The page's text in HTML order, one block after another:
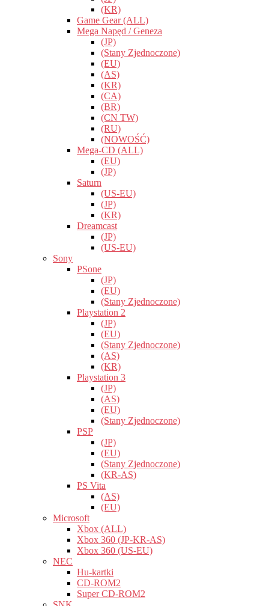
(KR)
Game Gear (ALL)
Mega Napęd / Geneza
(JP)
(Stany Zjednoczone)
(EU)
(AS)
(KR)
(CA)
(BR)
(CN TW)
(RU)
(NOWOŚĆ)
Mega-CD (ALL)
(EU)
(JP)
Saturn
(US-EU)
(JP)
(KR)
Dreamcast
(JP)
(US-EU)
Sony
PSone
(JP)
(EU)
(Stany Zjednoczone)
Playstation 2
(JP)
(EU)
(Stany Zjednoczone)
(AS)
(KR)
Playstation 3
(JP)
(AS)
(EU)
(Stany Zjednoczone)
PSP
(JP)
(EU)
(Stany Zjednoczone)
(KR-AS)
PS Vita
(AS)
(EU)
Microsoft
Xbox (ALL)
Xbox 360 (JP-KR-AS)
Xbox 360 (US-EU)
NEC
Hu-kartki
CD-ROM2
Super CD-ROM2